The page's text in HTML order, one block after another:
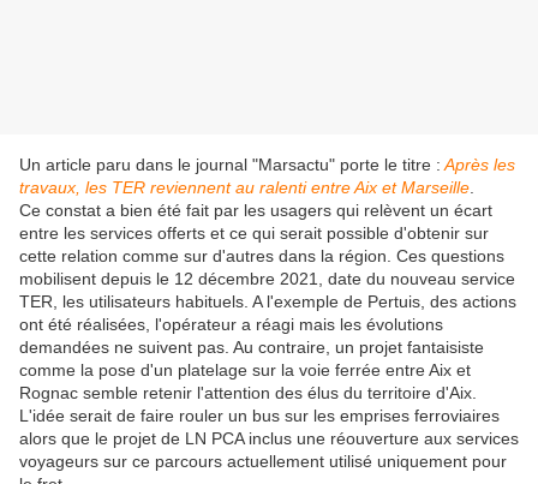
Un article paru dans le journal "Marsactu" porte le titre : Après les
travaux, les TER reviennent au ralenti entre Aix et Marseille
Ce constat a bien été fait par les usagers qui relèvent un écart
entre les services offerts et ce qui serait possible d'obtenir sur
cette relation comme sur d'autres dans la région. Ces questions
mobilisent depuis le 12 décembre 2021, date du nouveau service
TER, les utilisateurs habituels. A l'exemple de Pertuis, des actions
ont été réalisées, l'opérateur a réagi mais les évolutions
demandées ne suivent pas. Au contraire, un projet fantaisiste
comme la pose d'un platelage sur la voie ferrée entre Aix et
Rognac semble retenir l'attention des élus du territoire d'Aix.
L'idée serait de faire rouler un bus sur les emprises ferroviaires
alors que le projet de LN PCA inclus une réouverture aux services
voyageurs sur ce parcours actuellement utilisé uniquement pour